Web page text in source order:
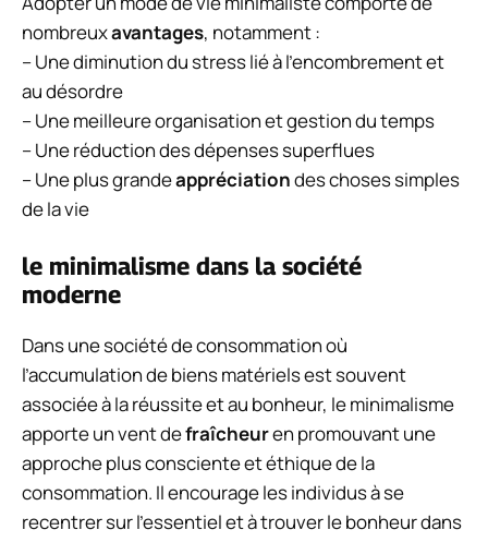
nombreuxavantages, notamment :
– Une diminution du stress lié à l’encombrement et
au désordre
– Une meilleure organisation et gestion du temps
– Une réduction des dépenses superflues
– Une plus grandeappréciationdes choses simples
de la vie
le minimalisme dans la société
moderne
Dans une société de consommation où
l’accumulation de biens matériels est souvent
associée à la réussite et au bonheur, le minimalisme
apporte un vent defraîcheuren promouvant une
approche plus consciente et éthique de la
consommation. Il encourage les individus à se
recentrer sur l’essentiel et à trouver le bonheur dans